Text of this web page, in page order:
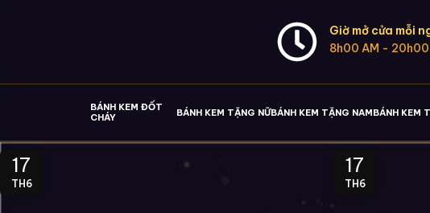
Giờ mở cửa mỗi
8h00 AM - 20h00
BÁNH KEM ĐỐT
CHÁY
BÁNH KEM TẶNG NỮBÁNH KEM TẶNG NAMBÁNH KEM
17
TH6
17
TH6